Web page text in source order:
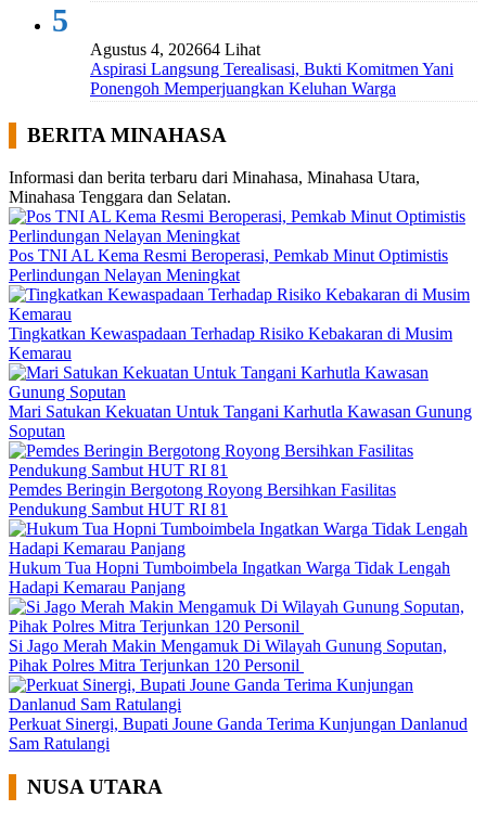
5
Agustus 4, 202664 Lihat
Aspirasi Langsung Terealisasi, Bukti Komitmen Yani
Ponengoh Memperjuangkan Keluhan Warga
BERITA MINAHASA
Informasi dan berita terbaru dari Minahasa, Minahasa Utara,
Minahasa Tenggara dan Selatan.
Pos TNI AL Kema Resmi Beroperasi, Pemkab Minut Optimistis
Perlindungan Nelayan Meningkat
Tingkatkan Kewaspadaan Terhadap Risiko Kebakaran di Musim
Kemarau
Mari Satukan Kekuatan Untuk Tangani Karhutla Kawasan Gunung
Soputan
Pemdes Beringin Bergotong Royong Bersihkan Fasilitas
Pendukung Sambut HUT RI 81
Hukum Tua Hopni Tumboimbela Ingatkan Warga Tidak Lengah
Hadapi Kemarau Panjang
Si Jago Merah Makin Mengamuk Di Wilayah Gunung Soputan,
Pihak Polres Mitra Terjunkan 120 Personil
Perkuat Sinergi, Bupati Joune Ganda Terima Kunjungan Danlanud
Sam Ratulangi
NUSA UTARA